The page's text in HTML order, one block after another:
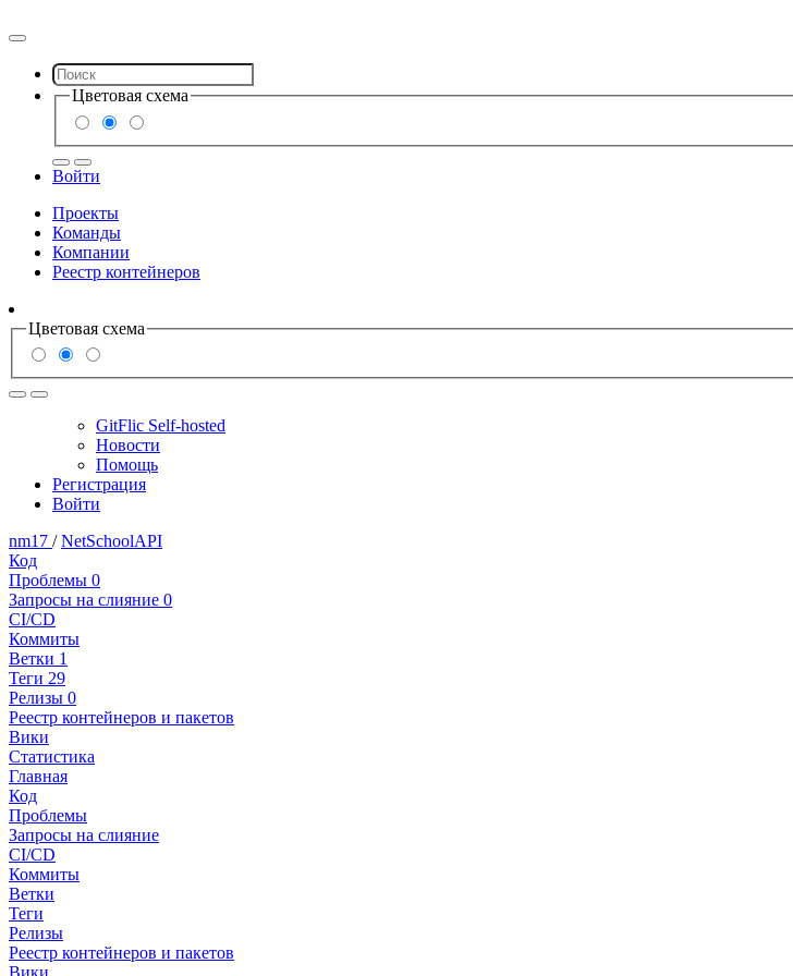
Цветовая схема
Войти
Проекты
Команды
Компании
Реестр контейнеров
Цветовая схема
GitFlic Self-hosted
Новости
Помощь
Регистрация
Войти
nm17 / NetSchoolAPI
Код
Проблемы 0
Запросы на слияние 0
CI/CD
Коммиты
Ветки 1
Теги 29
Релизы 0
Реестр контейнеров и пакетов
Вики
Статистика
Главная
Код
Проблемы
Запросы на слияние
CI/CD
Коммиты
Ветки
Теги
Релизы
Реестр контейнеров и пакетов